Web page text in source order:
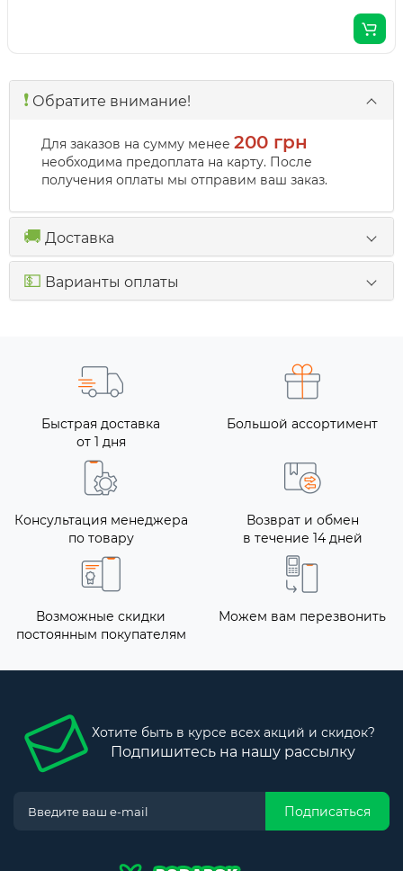
❗️ Обратите внимание!
Для заказов на сумму менее 200 грн
необходима предоплата на карту. После
получения оплаты мы отправим ваш заказ.
🚚 Доставка
💵 Варианты оплаты
Быстрая доставка
от 1 дня
Большой ассортимент
Консультация менеджера
по товару
Возврат и обмен
в течение 14 дней
Возможные скидки
постоянным покупателям
Можем вам перезвонить
Хотите быть в курсе всех акций и скидок?
Подпишитесь на нашу рассылку
Подписаться